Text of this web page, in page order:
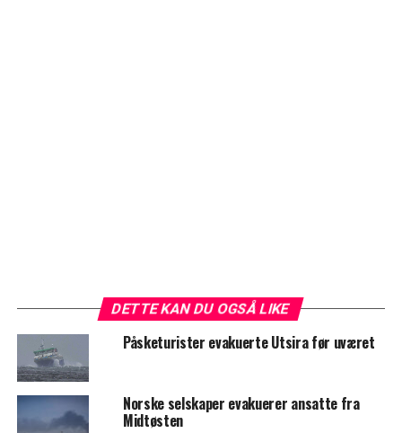
DETTE KAN DU OGSÅ LIKE
Påsketurister evakuerte Utsira før uværet
Norske selskaper evakuerer ansatte fra
Midtøsten